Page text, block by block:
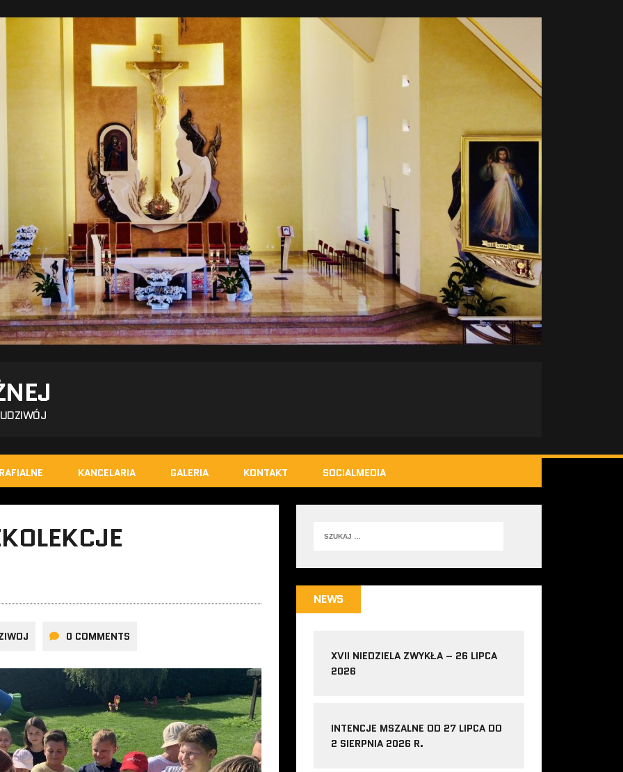
KANCELARIA GALERIA KONTAKT SOCIALMEDIA
0 COMMENTS
NEWS
XVII NIEDZIELA ZWYKŁA – 26 LIPCA
2026
INTENCJE MSZALNE OD 27 LIPCA DO
2 SIERPNIA 2026 R.